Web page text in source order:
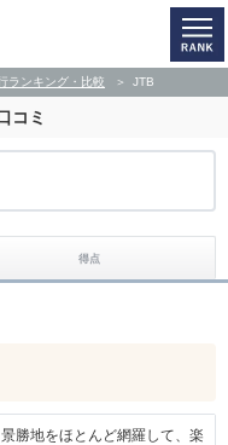
ランキング・比較 JTB
コミ
得点
勝地をほとんど網羅して、楽